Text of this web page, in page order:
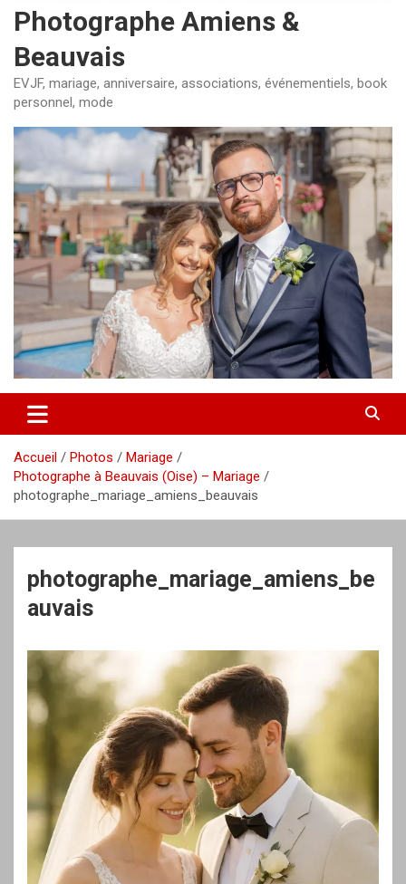
Photographe Amiens &
Beauvais
EVJF, mariage, anniversaire, associations, événementiels, book
personnel, mode
Accueil Photos
Mariage
Photographe à Beauvais (Oise) – Mariage
photographe_mariage_amiens_beauvais
photographe_mariage_amiens_be
auvais